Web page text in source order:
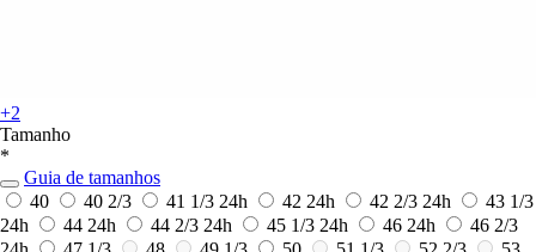
+2
Tamanho
*
Guia de tamanhos
40
40 2/3 41 1/3 24h 42 24h 42 2/3 24h
43 1/3
24h
44 24h 44 2/3 24h 45 1/3 24h 46 24h
46 2/3